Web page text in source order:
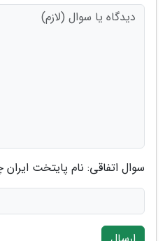
سوال اتفاقی: نام پایتخت